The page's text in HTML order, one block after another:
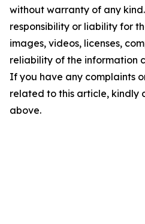
without warranty of any
responsibility or liability for
images, videos, licenses,
reliability of the information
If you have any complaints
related to this article, kindly
above.